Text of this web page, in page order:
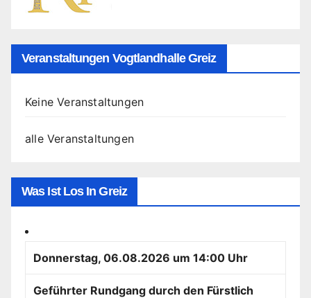
Veranstaltungen Vogtlandhalle Greiz
Keine Veranstaltungen
alle Veranstaltungen
Was Ist Los In Greiz
Donnerstag, 06.08.2026 um 14:00 Uhr
Geführter Rundgang durch den Fürstlich